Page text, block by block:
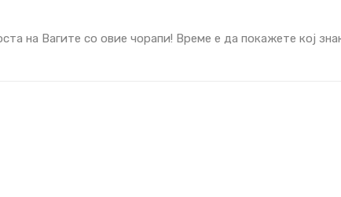
на Вагите со овие чорапи! Време е да покажете кој